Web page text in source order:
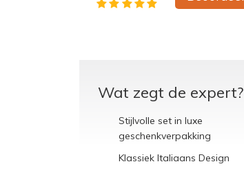
Wat zegt de expert?
Stijlvolle set in luxe
geschenkverpakking
Klassiek Italiaans Design